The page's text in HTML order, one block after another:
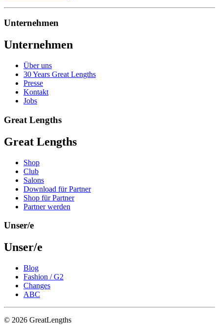
Unternehmen
Unternehmen
Über uns
30 Years Great Lengths
Presse
Kontakt
Jobs
Great Lengths
Great Lengths
Shop
Club
Salons
Download für Partner
Shop für Partner
Partner werden
Unser/e
Unser/e
Blog
Fashion / G2
Changes
ABC
© 2026 GreatLengths